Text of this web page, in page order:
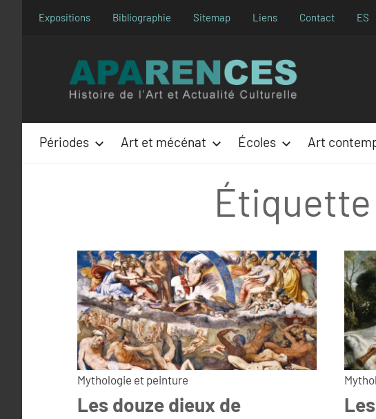
Expositions Bibliographie Sitemap Liens Contact ES
Périodes Art et mécénat Écoles Art
Étiquette
Mythologie et peinture
Les douze dieux de